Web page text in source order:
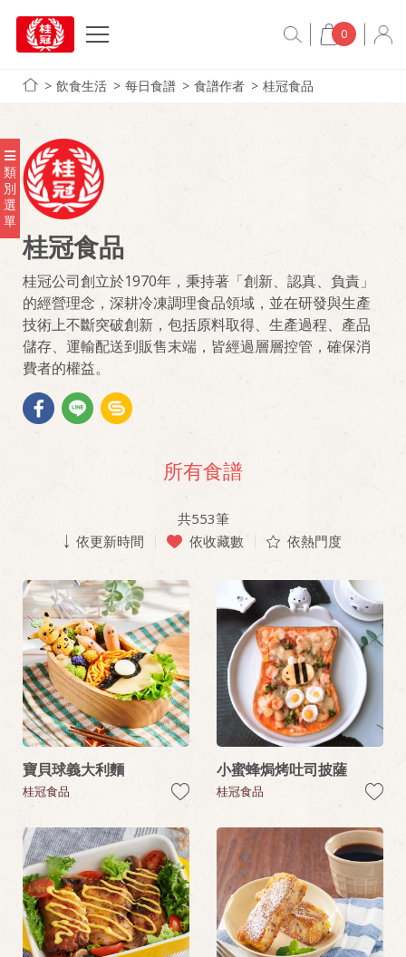
0
飲食生活 每日食譜 食譜作者 桂冠食品
類
別
選
單
桂冠食品
桂冠公司創立於1970年，秉持著「創新、認真、負責」
的經營理念，深耕冷凍調理食品領域，並在研發與生產
技術上不斷突破創新，包括原料取得、生產過程、產品
儲存、運輸配送到販售末端，皆經過層層控管，確保消
費者的權益。
所有食譜
共553筆
依更新時間
依收藏數 依熱門度
寶貝球義大利麵
桂冠食品
小蜜蜂焗烤吐司披薩
桂冠食品